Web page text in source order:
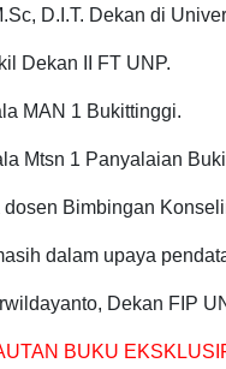
D.I.T. Dekan di
Dekan II FT UNP.
MAN 1 Bukittinggi.
Mtsn 1 Panyalaian
dosen Bimbingan
dalam upaya
Dekan FIP
BUKU